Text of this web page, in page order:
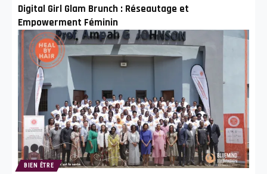
Digital Girl Glam Brunch : Réseautage et
Empowerment Féminin
BIEN ÊTRE